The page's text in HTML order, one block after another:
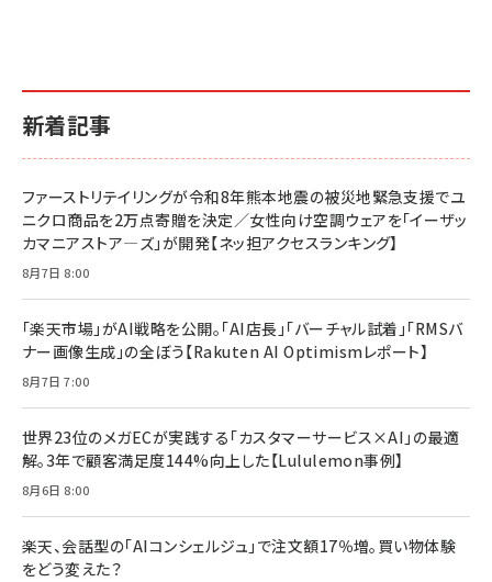
新着記事
ファーストリテイリングが令和8年熊本地震の被災地緊急支援でユ
ニクロ商品を2万点寄贈を決定／女性向け空調ウェアを「イーザッ
カマニアストア―ズ」が開発【ネッ担アクセスランキング】
8月7日 8:00
「楽天市場」がAI戦略を公開。「AI店長」「バーチャル試着」「RMSバ
ナー画像生成」の全ぼう【Rakuten AI Optimismレポート】
8月7日 7:00
世界23位のメガECが実践する「カスタマーサービス×AI」の最適
解。3年で顧客満足度144%向上した【Lululemon事例】
8月6日 8:00
楽天、会話型の「AIコンシェルジュ」で注文額17％増。買い物体験
をどう変えた？